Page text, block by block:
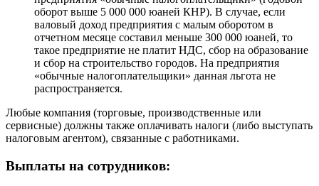
оборот выше 5 000 000 юаней КНР). В случае, если
валовый доход предприятия с малым оборотом в
отчетном месяце составил меньше 300 000 юаней, то
такое предприятие не платит НДС, сбор на образование
и сбор на строительство городов. На предприятия
«обычные налогоплательщики» данная льгота не
распространяется.
Любые компания (торговые, производственные или
сервисные) должны также оплачивать налоги (либо выступать
налоговым агентом), связанные с работниками.
Выплаты на сотрудников: